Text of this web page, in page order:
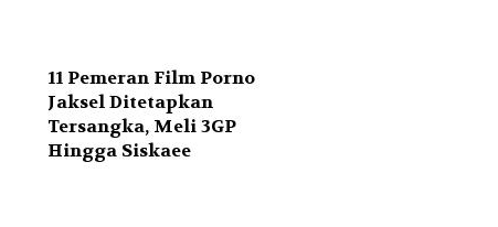
11 Pemeran Film Porno
Jaksel Ditetapkan
Tersangka, Meli 3GP
Hingga Siskaee